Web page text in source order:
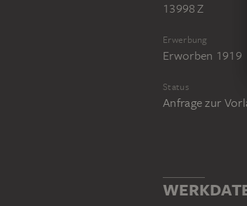
13998 Z
Erwerbung
Erworben 1919
Status
Anfrage zur